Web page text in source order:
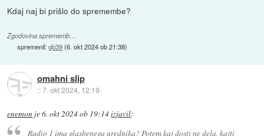
Kdaj naj bi prišlo do spremembe?
Zgodovina sprememb…
spremenil:gb39(6. okt 2024 ob 21:38)
omahni slip
::7. okt 2024, 12:19
enemon je6. okt 2024 ob 19:14izjavil:
Radio 1 ima glasbenega urednika? Potem kaj dosti ne dela, kajti